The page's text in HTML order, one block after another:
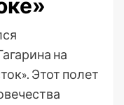
на
Этот полет